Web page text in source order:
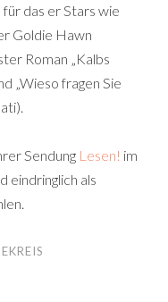
für das er Stars wie
Goldie Hawn
Roman „Kalbs
„Wieso fragen Sie
Sendung Lesen! im
eindringlich als